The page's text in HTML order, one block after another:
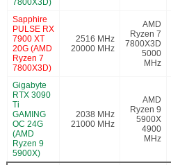
Sapphire
PULSE RX
7900 XT
20G (AMD
Ryzen 7
7800X3D)
2516 MHz
20000 MHz
AMD
Ryzen 7
7800X3D
5000
MHz
Gigabyte
RTX 3090
Ti
GAMING
OC 24G
(AMD
Ryzen 9
5900X)
2038 MHz
21000 MHz
AMD
Ryzen 9
5900X
4900
MHz